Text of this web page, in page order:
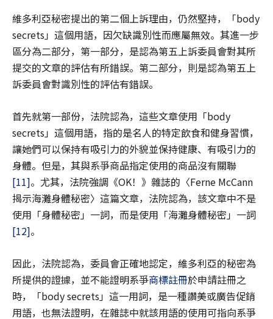
維多利亞秘密提出的第二個上訴理由，仍然堅持，「body
secrets」這個用語，因欠缺識別性而應屬無效。其進一步
區分為二部分，第一部分，是認為第五上訴委員會對其所
提交的文章的評估有所錯誤。第二部分，則是認為第五上
訴委員會對識別性的評估有錯誤。
首先就第一部份，法院認為，這些文章使用「body
secrets」這個用語，指的是名人的特定飲食和健身習慣，
讓她們可以保持有吸引力的外貌並保持健康、有吸引力的
身體。但是，其與系爭商品指定使用的商品沒有關聯
[11]。尤其，法院強調《OK！》雜誌的〈Ferne McCann
揭示海灘身體秘密〉這篇文章，法院認為，該文章中不是
使用「身體秘密」一詞，而是使用「海灘身體秘密」一詞
[12]。
因此，法院認為，委員會正確地認定，維多利亞的秘密為
所提供的證據，並不能證明系爭商標註冊於申請註冊之
時，「body secrets」這一用詞，是一種讚美或廣告促銷
用語，也無法證明，在雜誌中就該用語的使用可指向系爭